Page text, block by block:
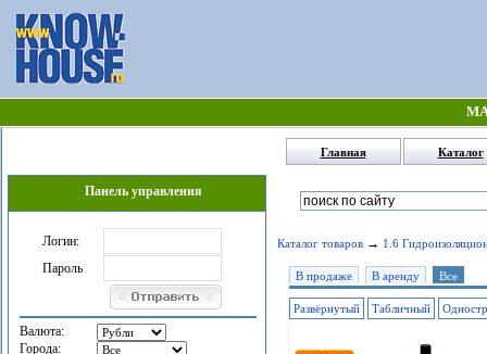
Главная Каталог
Панель управления
Логин:
Пароль
Валюта:
Города:
Каталог товаров→ 1.6
В продаже В аренду Все
Развёрнутый Табличный